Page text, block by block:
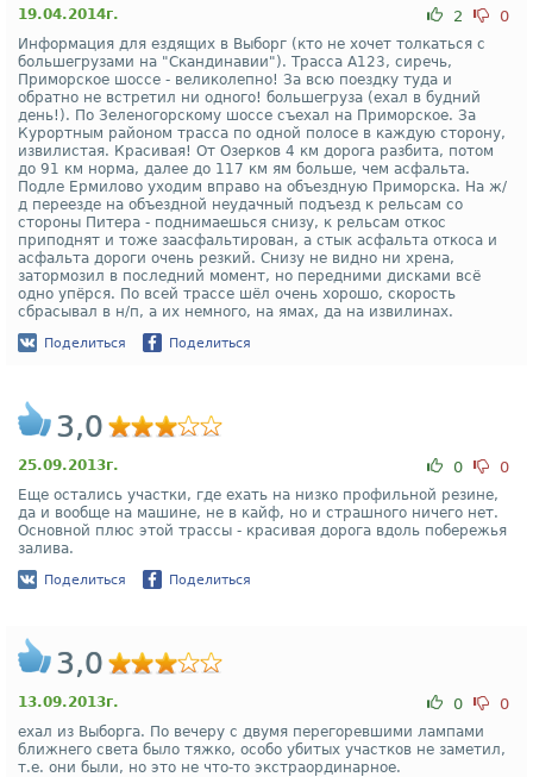
19.04.2014г. 2 0
Информация для ездящих в Выборг (кто не хочет толкаться с
большегрузами на "Скандинавии"). Трасса А123, сиречь,
Приморское шоссе - великолепно! За всю поездку туда и
обратно не встретил ни одного! большегруза (ехал в будний
день!). По Зеленогорскому шоссе съехал на Приморское. За
Курортным районом трасса по одной полосе в каждую сторону,
извилистая. Красивая! От Озерков 4 км дорога разбита, потом
до 91 км норма, далее до 117 км ям больше, чем асфальта.
Подле Ермилово уходим вправо на объездную Приморска. На ж/
д переезде на объездной неудачный подъезд к рельсам со
стороны Питера - поднимаешься снизу, к рельсам откос
приподнят и тоже заасфальтирован, а стык асфальта откоса и
асфальта дороги очень резкий. Снизу не видно ни хрена,
затормозил в последний момент, но передними дисками всё
одно упёрся. По всей трассе шёл очень хорошо, скорость
сбрасывал в н/п, а их немного, на ямах, да на извилинах.
Поделиться Поделиться
3,0
25.09.2013г. 0 0
Еще остались участки, где ехать на низко профильной резине,
да и вообще на машине, не в кайф, но и страшного ничего нет.
Основной плюс этой трассы - красивая дорога вдоль побережья
залива.
Поделиться Поделиться
3,0
13.09.2013г. 0 0
ехал из Выборга. По вечеру с двумя перегоревшими лампами
ближнего света было тяжко, особо убитых участков не заметил,
т.е. они были, но это не что-то экстраординарное.